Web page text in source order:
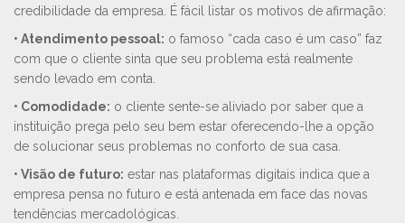
credibilidade da empresa. É fácil listar os motivos de afirmação:
• Atendimento pessoal: o famoso “cada caso é um caso” faz
com que o cliente sinta que seu problema está realmente
sendo levado em conta.
• Comodidade: o cliente sente-se aliviado por saber que a
instituição prega pelo seu bem estar oferecendo-lhe a opção
de solucionar seus problemas no conforto de sua casa.
• Visão de futuro: estar nas plataformas digitais indica que a
empresa pensa no futuro e está antenada em face das novas
tendências mercadológicas.